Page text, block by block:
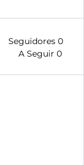
Seguidores 0
A Seguir 0